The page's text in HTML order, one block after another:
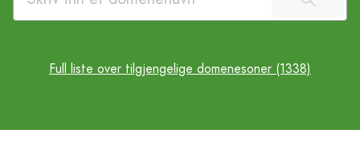
Full liste over tilgjengelige domenesoner (1338)